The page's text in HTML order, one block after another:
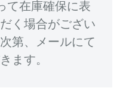
て在庫確保に表
く場合がござい
第、メールにて
ます。